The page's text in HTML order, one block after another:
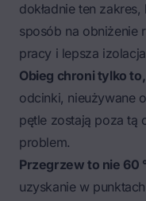
dokładnie ten
sposób na obniżenie
pracy i lepsza
Obieg chroni tylko
odcinki, nieużywane
pętle zostają poza tą
problem.
Przegrzew to nie 60
uzyskanie w